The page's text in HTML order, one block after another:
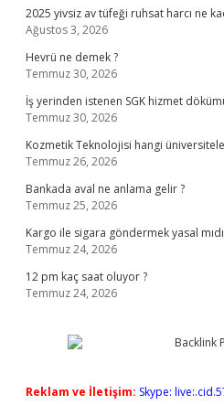
2025 yivsiz av tüfeği ruhsat harcı ne
Ağustos 3, 2026
Hevrü ne demek ?
Temmuz 30, 2026
İş yerinden istenen SGK hizmet dökümü
Temmuz 30, 2026
Kozmetik Teknolojisi hangi
Temmuz 26, 2026
Bankada aval ne anlama gelir ?
Temmuz 25, 2026
Kargo ile sigara göndermek yasal
Temmuz 24, 2026
12 pm kaç saat oluyor ?
Temmuz 24, 2026
Reklam ve İletişim: Skype: